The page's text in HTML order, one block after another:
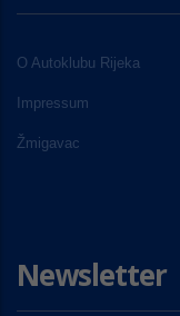
O Autoklubu Rijeka
Impressum
Žmigavac
Newsletter